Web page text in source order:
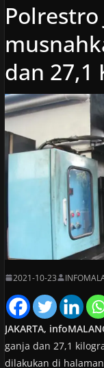
dan 27,1
2021-10-23
JAKARTA,
ganja dan 27,1
dilakukan di